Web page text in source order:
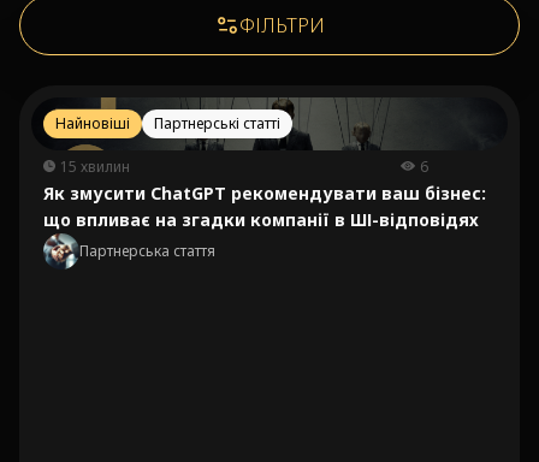
ФІЛЬТРИ
Найновіші Партнерські статті
15 хвилин 6
Як змусити ChatGPT рекомендувати ваш бізнес:
що впливає на згадки компанії в ШІ-відповідях
Партнерська стаття